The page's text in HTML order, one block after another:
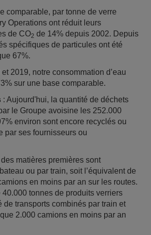
comparable, par tonne de verre
Operations ont réduit leurs
de CO2 de 14% depuis 2002. Depuis
spécifiques de particules ont été
67%.
2019, notre consommation d’eau
sur une base comparable.
: Aujourd'hui, la quantité de déchets
le Groupe avoisine les 252.000
environ sont encore recyclés ou
par ses fournisseurs ou
des matières premières sont
ou par train, soit l’équivalent de
en moins par an sur les routes.
40.000 tonnes de produits verriers
de transports combinés par train et
2.000 camions en moins par an